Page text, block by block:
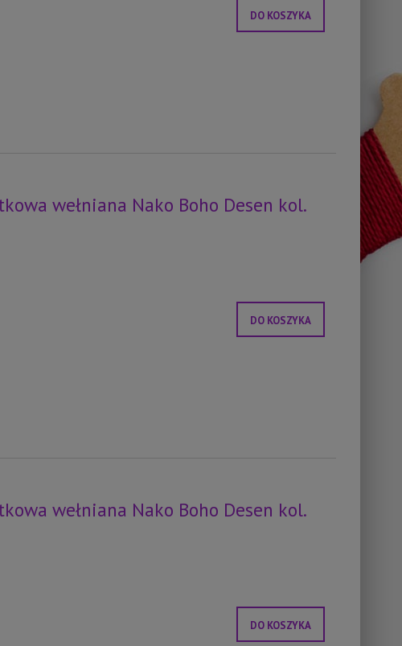
DO KOSZYKA
wełniana Nako Boho Desen kol.
DO KOSZYKA
wełniana Nako Boho Desen kol.
DO KOSZYKA